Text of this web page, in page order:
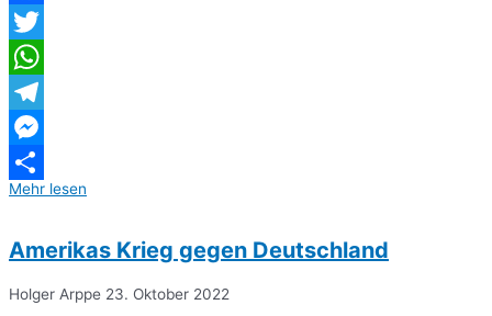
Facebook
Twitter
WhatsApp
Telegram
Messenger
Teilen
Mehr lesen
Amerikas Krieg gegen Deutschland
Holger Arppe 23. Oktober 2022